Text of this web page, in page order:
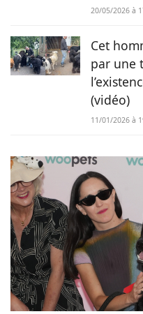
20/05/2026 à
Cet
par une
(vidéo)
11/01/2026 à